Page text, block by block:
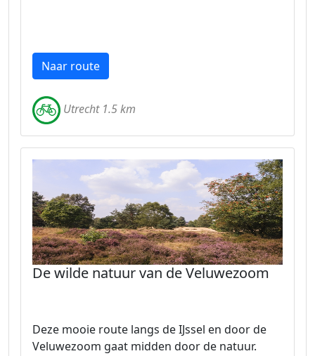
Naar route
Utrecht 1.5 km
De wilde natuur van de Veluwezoom
Deze mooie route langs de IJssel en door de
Veluwezoom gaat midden door de natuur.